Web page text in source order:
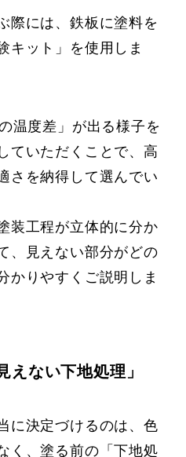
際には、鉄板に塗料を
キット」を使用しま
温度差」が出る様子を
ていただくことで、高
さを納得して選んでい
装工程が立体的に分か
、見えない部分がどの
かりやすくご説明しま
えない下地処理」
に決定づけるのは、色
く、塗る前の「下地処